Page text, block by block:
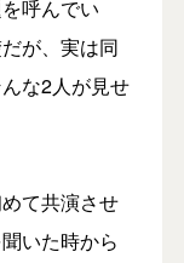
呼んでい
が、実は同
な2人が見せ
て共演させ
いた時から